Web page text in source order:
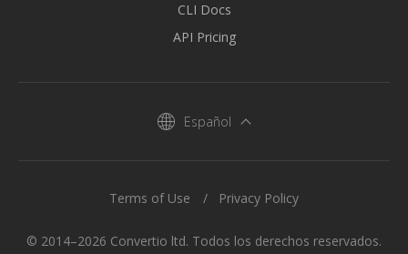
CLI Docs
API Pricing
Español
© 2014–2026 Convertio ltd. Todos los derechos reservados.
Terms of Use Privacy Policy